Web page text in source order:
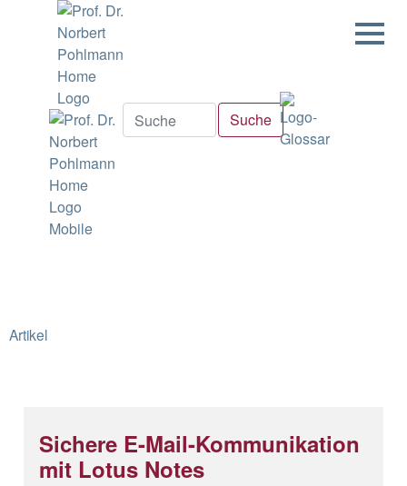
Artikel
Sichere E-Mail-Kommunikation
mit Lotus Notes